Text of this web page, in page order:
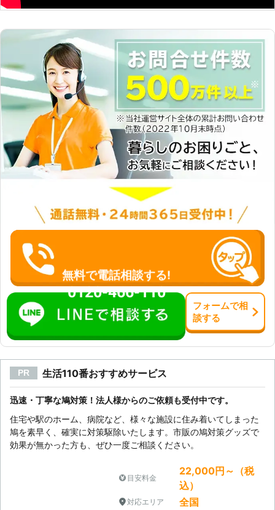
もあります。 そのため安易に鳩を撃
専門の業者にお任せください。 鳩110
番は、日本全国に数多くの加盟店が提
携していますので、安心してお任せ出
来ます。 もちろん、24時間365日対
応ですので、鳩被害でお困りのことが
ありましたらいつでもご相談を！ 無
料現地調査後にプロが即日解決いたし
ます。
無料で電話相談する!
0120-466-110
フォームで相
談する
PR 生活110番おすすめサービス
迅速・丁寧な鳩対策！法人様からのご依頼も受付中です。
住宅や駅のホーム、病院など、様々な施設に住み着いてしまった
鳩を素早く、確実に対策駆除いたします。市販の鳩対策グッズで
効果が無かった方も、ぜひ一度ご相談ください。
目安料金
22,000円～（税
込）
対応エリア 全国